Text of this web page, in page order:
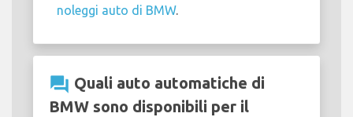
noleggi auto di BMW.
question_answer Quali auto automatiche di
BMW sono disponibili per il